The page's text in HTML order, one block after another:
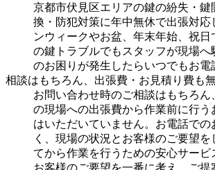
京都市伏見区エリアの鍵の紛失・鍵
換・防犯対策に年中無休で出張対応
ンウィークやお盆、年末年始、祝日
の鍵トラブルでもスタッフが現場へ
のお困りが発生したらいつでもお電
相談はもちろん、出張費・お見積り費も
お問い合わせ時のご相談はもちろん
の現場への出張費から作業前に行う
はいただいていません。お電話での
く、現場の状況とお客様のご要望を
てから作業を行うための安心サービ
お客様のご要望を一番に考え、ご提